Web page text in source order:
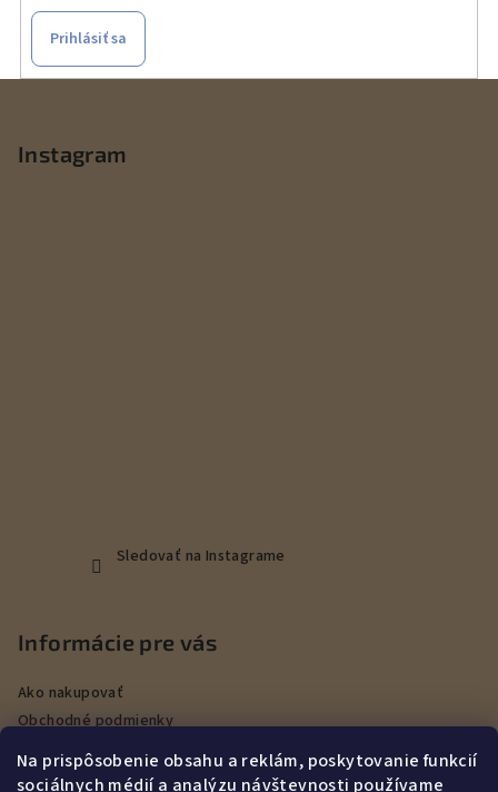
Na prispôsobenie obsahu a reklám, poskytovanie funkcií
sociálnych médií a analýzu návštevnosti používame
Prihlásiť sa
Instagram
Sledovať na Instagrame
Informácie pre vás
Ako nakupovať
Obchodné podmienky
Podmienky ochrany osobných údajov
Veľkoobchod